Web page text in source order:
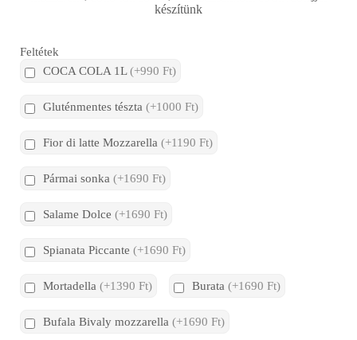
készítünk
Feltétek
COCA COLA 1L(+990 Ft)
Gluténmentes tészta (+1000 Ft)
Fior di latte Mozzarella (+1190 Ft)
Pármai sonka (+1690 Ft)
Salame Dolce (+1690 Ft)
Spianata Piccante (+1690 Ft)
Mortadella (+1390 Ft) Burata (+1690 Ft)
Bufala Bivaly mozzarella (+1690 Ft)